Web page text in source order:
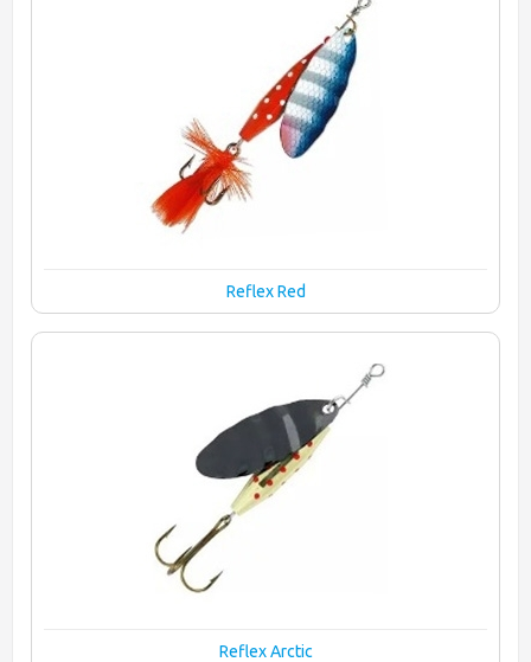
Reflex Red
Reflex Arctic